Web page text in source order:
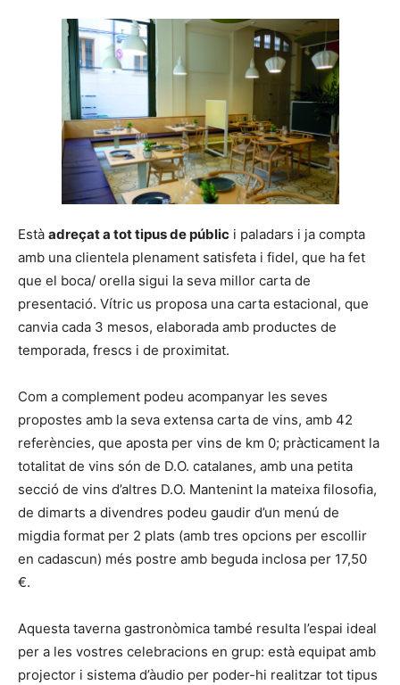
Està adreçat a tot tipus de públic i paladars i ja compta
amb una clientela plenament satisfeta i fidel, que ha fet
que el boca/ orella sigui la seva millor carta de
presentació. Vítric us proposa una carta estacional, que
canvia cada 3 mesos, elaborada amb productes de
temporada, frescs i de proximitat.
Com a complement podeu acompanyar les seves
propostes amb la seva extensa carta de vins, amb 42
referències, que aposta per vins de km 0; pràcticament la
totalitat de vins són de D.O. catalanes, amb una petita
secció de vins d’altres D.O. Mantenint la mateixa filosofia,
de dimarts a divendres podeu gaudir d’un menú de
migdia format per 2 plats (amb tres opcions per escollir
en cadascun) més postre amb beguda inclosa per 17,50
€.
Aquesta taverna gastronòmica també resulta l’espai ideal
per a les vostres celebracions en grup: està equipat amb
projector i sistema d’àudio per poder-hi realitzar tot tipus